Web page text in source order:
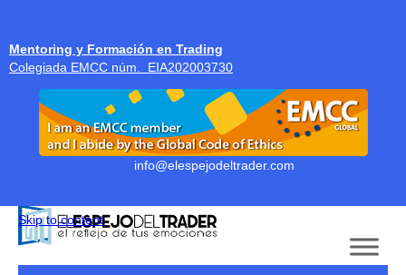
Mentoring y Formación en Trading
Colegiada EMCC núm. EIA202003730
info@elespejodeltrader.com
Skip to content